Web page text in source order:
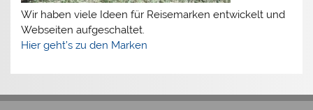
Wir haben viele Ideen für Reisemarken entwickelt und
Webseiten aufgeschaltet.
Hier geht’s zu den Marken